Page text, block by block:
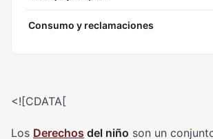
Consumo y reclamaciones
<![CDATA[
Los Derechos del niño son un